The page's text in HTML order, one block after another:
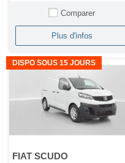
Comparer
Plus d'infos
DISPO SOUS 15 JOURS
FIAT SCUDO